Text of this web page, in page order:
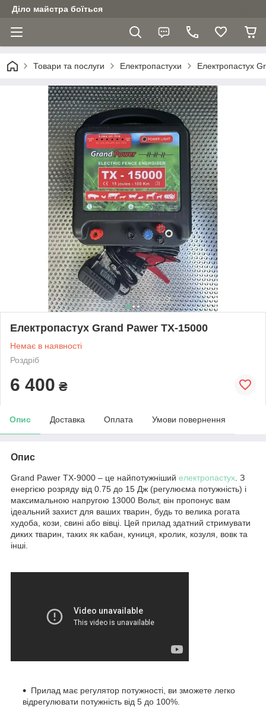
Діло майстра боїться
Товари та послуги Електропастухи Електропастух
Електропастух Grand Pawer TX-15000
Немає в наявності
Роздріб
6 400 ₴
Опис Доставка Оплата Умови повернення
Опис
Grand Pawer TX-9000 – це найпотужніший електропастух . З
енергією розряду від 0.75 до 15 Дж (регулюєма потужність) і
максимальною напругою 13000 Вольт, він пропонує вам
ідеальний захист для ваших тварин, будь то велика рогата
худоба, кози, свині або вівці. Цей прилад здатний стримувати
диких тварин, таких як кабан, куниця, кролик, козуля, вовк та
інші.
Прилад має регулятор потужності, ви зможете легко
відрегулювати потужність від 5 до 100%.